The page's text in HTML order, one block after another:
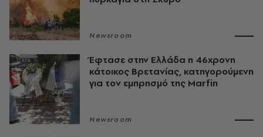
Newsroom
Έφτασε στην Ελλάδα η 46χρονη
κάτοικος Βρετανίας, κατηγορούμενη
για τον εμπρησμό της Marfin
Newsroom